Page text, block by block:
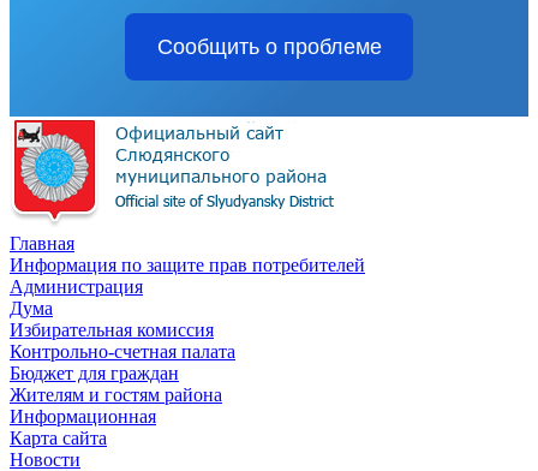
Сообщить о проблеме
Главная
Информация по защите прав потребителей
Администрация
Дума
Избирательная комиссия
Контрольно-счетная палата
Бюджет для граждан
Жителям и гостям района
Информационная
Карта сайта
Новости